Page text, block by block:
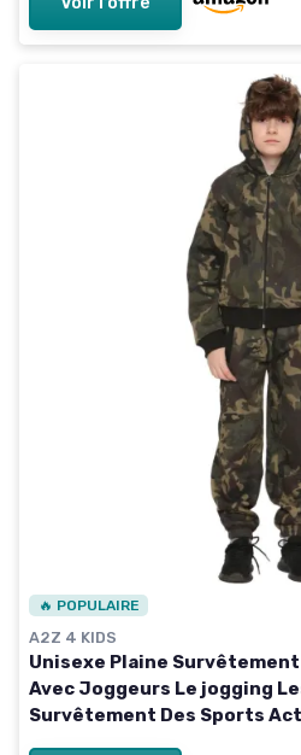
🔥 POPULAIRE
A2Z 4 KIDS
Unisexe Plaine Survêtement
Avec Joggeurs Le jogging
Survêtement Des Sports